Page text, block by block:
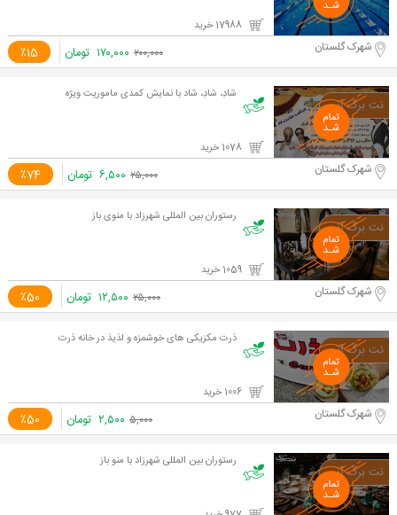
٪15 شهرک گلستان ۲۰۰,۰۰۰ ۱۷۰,۰۰۰ تومان
شادِ، شادِ، شاد با نمایش کمدی ماموریت ویژه
٪74 شهرک گلستان ۲۵,۰۰۰ ۶,۵۰۰ تومان
رستوران بین المللی شهرزاد با منوی باز
٪50 شهرک گلستان ۲۵,۰۰۰ ۱۲,۵۰۰ تومان
ذرت مکزیکی های خوشمزه و لذیذ در خانه ذرت
٪50 شهرک گلستان ۵,۰۰۰ ۲,۵۰۰ تومان
رستوران بین المللی شهرزاد با منو باز